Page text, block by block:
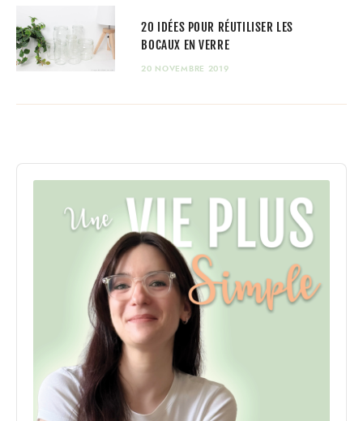
20 IDÉES POUR RÉUTILISER LES
BOCAUX EN VERRE
20 NOVEMBRE 2019
Audio
Player